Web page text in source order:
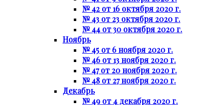
№ 42 от 16 октября 2020 г.
№ 43 от 23 октября 2020 г.
№ 44 от 30 октября 2020 г.
Ноябрь
№ 45 от 6 ноября 2020 г.
№ 46 от 13 ноября 2020 г.
№ 47 от 20 ноября 2020 г.
№ 48 от 27 ноября 2020 г.
Декабрь
№ 49 от 4 декабря 2020 г.